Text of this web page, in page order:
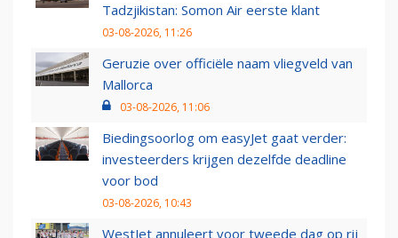
Tadzjikistan: Somon Air eerste klant
03-08-2026, 11:26
Geruzie over officiële naam vliegveld van
Mallorca
03-08-2026, 11:06
Biedingsoorlog om easyJet gaat verder:
investeerders krijgen dezelfde deadline
voor bod
03-08-2026, 10:43
WestJet annuleert voor tweede dag op rij